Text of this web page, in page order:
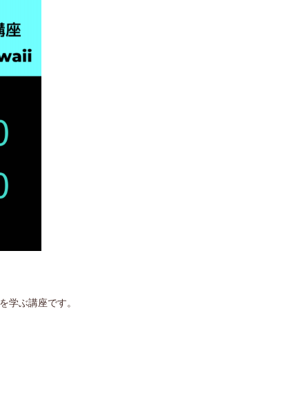
ぶ講座です。